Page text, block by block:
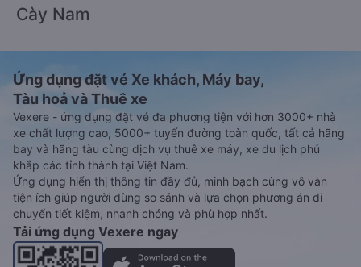
Cày Nam
Ứng dụng đặt vé Xe khách, Máy bay,
Tàu hoả và Thuê xe
Vexere - ứng dụng đặt vé đa phương tiện với hơn 3000+ nhà
xe chất lượng cao, 5000+ tuyến đường toàn quốc, tất cả hãng
bay và hãng tàu cùng dịch vụ thuê xe máy, xe du lịch phủ
khắp các tỉnh thành tại Việt Nam.
Ứng dụng hiển thị thông tin đầy đủ, minh bạch cùng vô vàn
tiện ích giúp người dùng so sánh và lựa chọn phương án di
chuyển tiết kiệm, nhanh chóng và phù hợp nhất.
Tải ứng dụng Vexere ngay